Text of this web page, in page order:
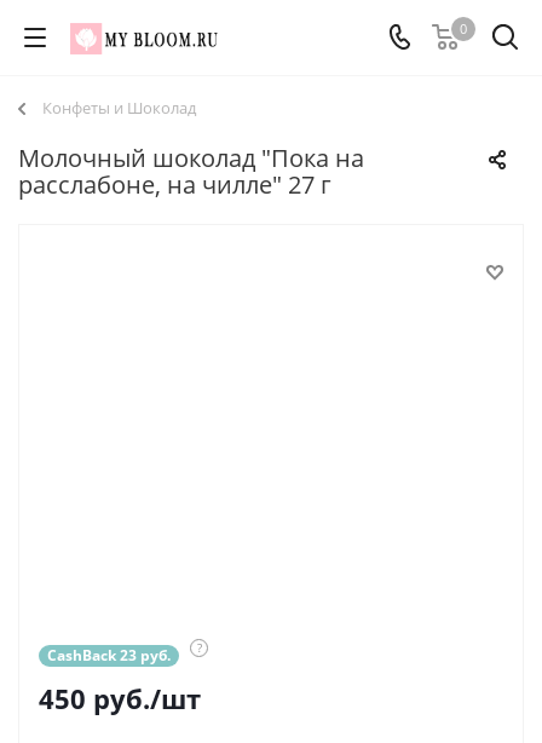
0
Конфеты и Шоколад
Молочный шоколад "Пока на
расслабоне, на чилле" 27 г
CashBack 23 руб. ?
450 руб./шт